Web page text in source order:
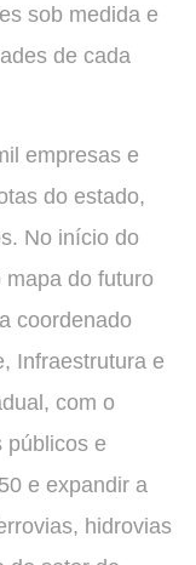
sob medida e
de cada
empresas e
do estado,
No início do
do futuro
coordenado
Infraestrutura e
com o
públicos e
e expandir a
hidrovias